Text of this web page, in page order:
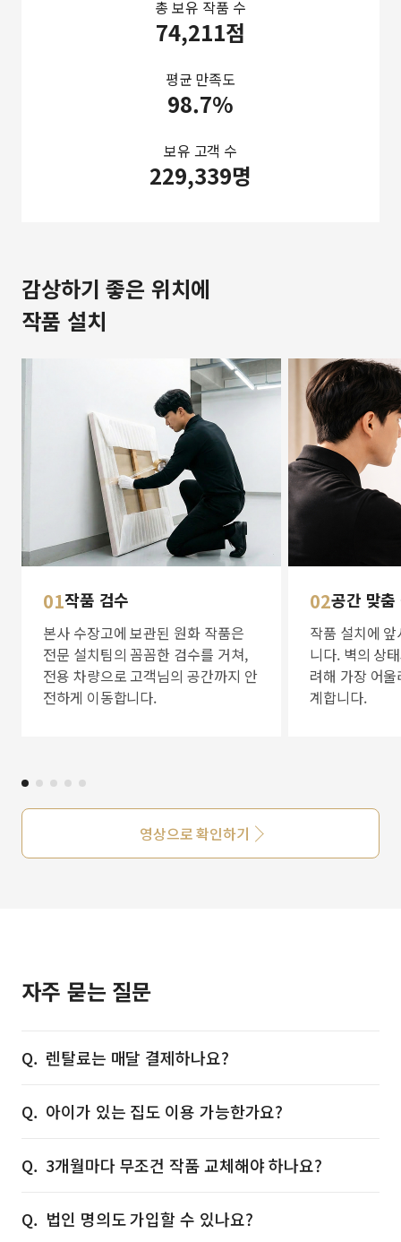
총 보유 작품 수
74,211점
평균 만족도
98.7%
보유 고객 수
229,339명
감상하기 좋은 위치에
작품 설치
01작품 검수
본사 수장고에 보관된 원화 작품은
전문 설치팀의 꼼꼼한 검수를 거쳐,
전용 차량으로 고객님의 공간까지 안
전하게 이동합니다.
02공간 맞
작품 설치에
니다. 벽의 상
려해 가장 어
계합니다.
영상으로 확인하기
자주 묻는 질문
렌탈료는 매달 결제하나요?
아이가 있는 집도 이용 가능한가요?
3개월마다 무조건 작품 교체해야 하나요?
법인 명의도 가입할 수 있나요?